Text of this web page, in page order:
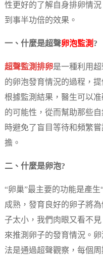
性更好的了解自身排卵情
到事半功倍的效果。
一、什麼是超聲卵泡監測 ?
超聲監測排卵是一種利用
的卵泡發育情況的過程，
根據監測結果，醫生可以
的可能性，從而幫助那些
時避免了盲目等待和頻繁
擔。
二、什麼是卵泡?
“卵巢”最主要的功能是產
成熟，發育良好的卵子將
子太小，我們肉眼又看不
來推測卵子的發育情況。
法是通過超聲觀察，每個